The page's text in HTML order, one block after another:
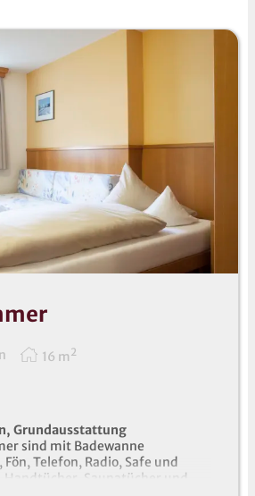
16 m 2
Grundausstattung
sind mit Badewanne
Telefon, Radio, Safe und
Saunatücher und